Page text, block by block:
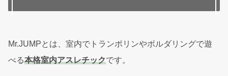
Mr.JUMPとは、室内でトランポリンやボルダリングで遊
べる本格室内アスレチックです。